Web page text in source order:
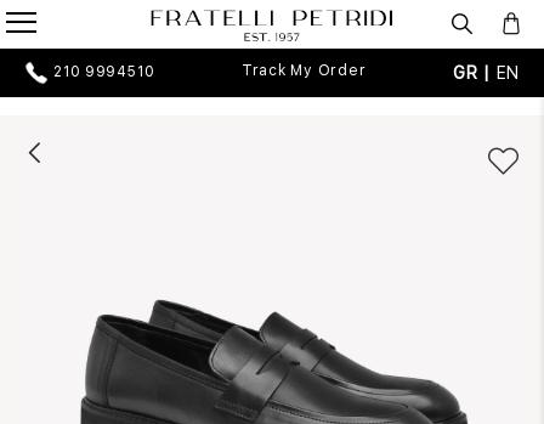
210 9994510 Track My Order GR | EN